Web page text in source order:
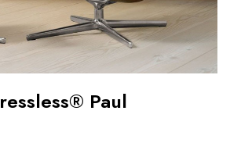
Paul